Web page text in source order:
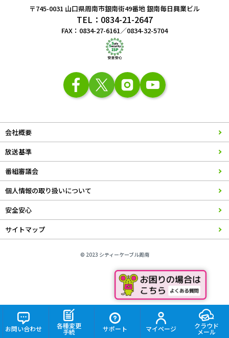
お問い合わせ 各種変更
手続 サポート マイページ クラウド
メール
〒745-0031 山口県周南市銀南街49番地銀南毎日興業ビル
TEL：0834-21-2647
FAX：0834-27-6161／0834-32-5704
会社概要
放送基準
番組審議会
個人情報の取り扱いについて
安全安心
サイトマップ
© 2023 シティーケーブル周南